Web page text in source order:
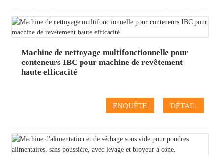
Machine de nettoyage multifonctionnelle pour
conteneurs IBC pour machine de revêtement
haute efficacité
ENQUÊTE DÉTAIL